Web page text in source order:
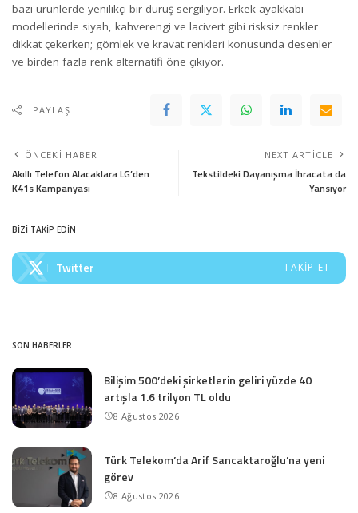
bazı ürünlerde yenilikçi bir duruş sergiliyor. Erkek ayakkabı
modellerinde siyah, kahverengi ve lacivert gibi risksiz renkler
dikkat çekerken; gömlek ve kravat renkleri konusunda desenler
ve birden fazla renk alternatifi öne çıkıyor.
PAYLAŞ
ÖNCEKI HABER
Akıllı Telefon Alacaklara LG’den
K41s Kampanyası
NEXT ARTICLE
Tekstildeki Dayanışma İhracata da
Yansıyor
BİZİ TAKİP EDİN
Twitter TAKIP ET
SON HABERLER
Bilişim 500’deki şirketlerin geliri yüzde 40
artışla 1.6 trilyon TL oldu
8 Ağustos 2026
Türk Telekom’da Arif Sancaktaroğlu’na yeni
görev
8 Ağustos 2026